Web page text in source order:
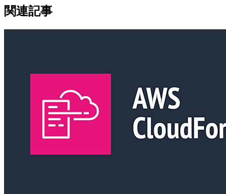
関連記事